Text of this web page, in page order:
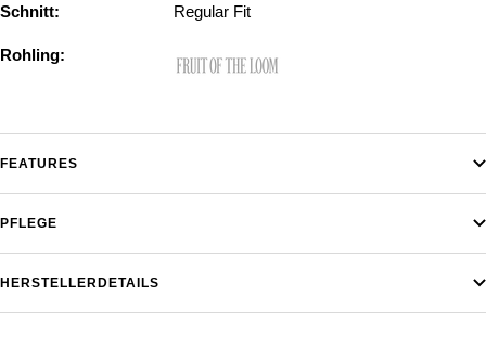
Schnitt: Regular Fit
Rohling:
FEATURES
PFLEGE
HERSTELLERDETAILS